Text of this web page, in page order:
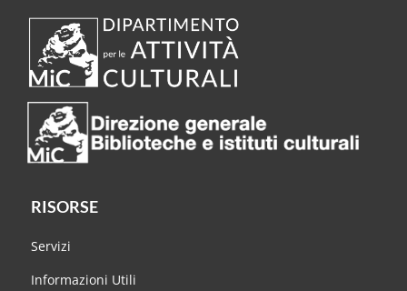
RISORSE
Servizi
Informazioni Utili